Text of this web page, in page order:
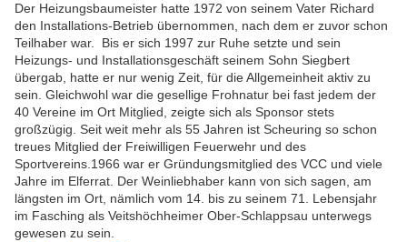
Der Heizungsbaumeister hatte 1972 von seinem Vater Richard
den Installations-Betrieb übernommen, nach dem er zuvor schon
Teilhaber war. Bis er sich 1997 zur Ruhe setzte und sein
Heizungs- und Installationsgeschäft seinem Sohn Siegbert
übergab, hatte er nur wenig Zeit, für die Allgemeinheit aktiv zu
sein. Gleichwohl war die gesellige Frohnatur bei fast jedem der
40 Vereine im Ort Mitglied, zeigte sich als Sponsor stets
großzügig. Seit weit mehr als 55 Jahren ist Scheuring so schon
treues Mitglied der Freiwilligen Feuerwehr und des
Sportvereins.1966 war er Gründungsmitglied des VCC und viele
Jahre im Elferrat. Der Weinliebhaber kann von sich sagen, am
längsten im Ort, nämlich vom 14. bis zu seinem 71. Lebensjahr
im Fasching als Veitshöchheimer Ober-Schlappsau unterwegs
gewesen zu sein.